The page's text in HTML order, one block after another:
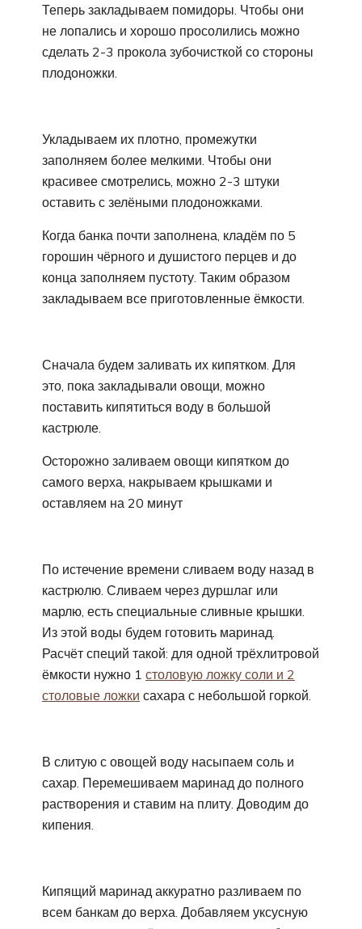
Теперь закладываем помидоры. Чтобы они
не лопались и хорошо просолились можно
сделать 2-3 прокола зубочисткой со стороны
плодоножки.
Укладываем их плотно, промежутки
заполняем более мелкими. Чтобы они
красивее смотрелись, можно 2-3 штуки
оставить с зелёными плодоножками.
Когда банка почти заполнена, кладём по 5
горошин чёрного и душистого перцев и до
конца заполняем пустоту. Таким образом
закладываем все приготовленные ёмкости.
Сначала будем заливать их кипятком. Для
это, пока закладывали овощи, можно
поставить кипятиться воду в большой
кастрюле.
Осторожно заливаем овощи кипятком до
самого верха, накрываем крышками и
оставляем на 20 минут
По истечение времени сливаем воду назад в
кастрюлю. Сливаем через дуршлаг или
марлю, есть специальные сливные крышки.
Из этой воды будем готовить маринад.
Расчёт специй такой: для одной трёхлитровой
ёмкости нужно 1 столовую ложку соли и 2
столовые ложки сахара с небольшой горкой.
В слитую с овощей воду насыпаем соль и
сахар. Перемешиваем маринад до полного
растворения и ставим на плиту. Доводим до
кипения.
Кипящий маринад аккуратно разливаем по
всем банкам до верха. Добавляем уксусную